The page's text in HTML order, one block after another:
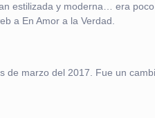
estilizada y moderna… era
a En Amor a la Verdad.
marzo del 2017. Fue un